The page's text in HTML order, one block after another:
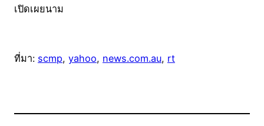
เปิดเผยนาม
ที่มา: scmp, yahoo, news.com.au, rt